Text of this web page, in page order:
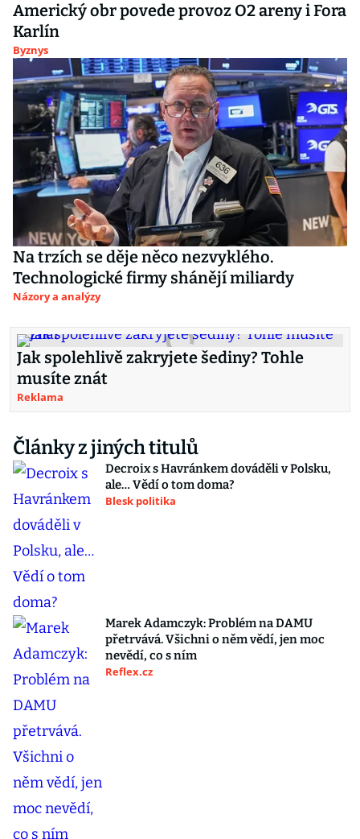
Americký obr povede provoz O2 areny i Fora
Karlín
Byznys
Na trzích se děje něco nezvyklého.
Technologické firmy shánějí miliardy
Názory a analýzy
Jak spolehlivě zakryjete šediny? Tohle
musíte znát
Reklama
Články z jiných titulů
Decroix s Havránkem dováděli v Polsku,
ale… Vědí o tom doma?
Blesk politika
Marek Adamczyk: Problém na DAMU
přetrvává. Všichni o něm vědí, jen moc
nevědí, co s ním
Reflex.cz